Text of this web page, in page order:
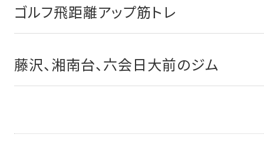
ゴルフ飛距離アップ筋トレ
藤沢、湘南台、六会日大前のジム